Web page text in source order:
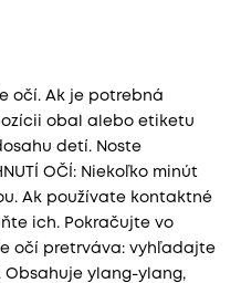
očí. Ak je potrebná
obal alebo etiketu
detí. Noste
OČÍ: Niekoľko minút
Ak používate kontaktné
ich. Pokračujte vo
očí pretrváva: vyhľadajte
Obsahuje ylang-ylang,